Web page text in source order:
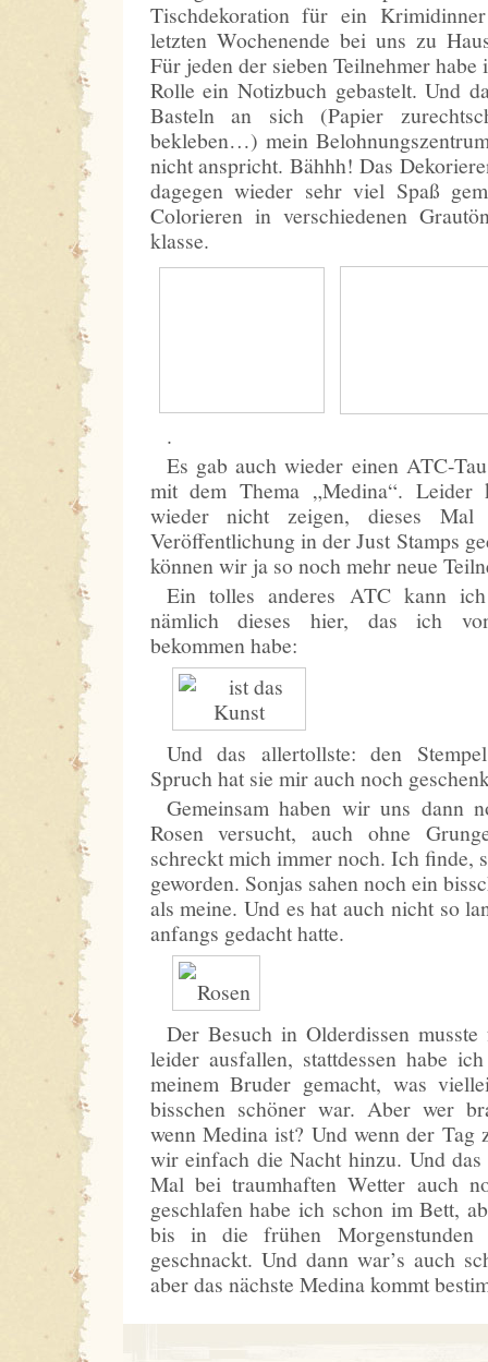
Tischdekoration für ein
letzten Wochenende bei uns zu
Für jeden der sieben Teilnehmer habe
Rolle ein Notizbuch gebastelt. Und
Basteln an sich (Papier
bekleben…) mein
nicht anspricht. Bähhh! Das
dagegen wieder sehr viel Spaß
Colorieren in verschiedenen
klasse.
.
Es gab auch wieder einen ATC-
mit dem Thema „Medina“.
wieder nicht zeigen, dieses
Veröffentlichung in der Just Stamps
können wir ja so noch mehr neue
Ein tolles anderes ATC kann
nämlich dieses hier, das ich
bekommen habe:
Und das allertollste: den
Spruch hat sie mir auch noch
Gemeinsam haben wir uns dann
Rosen versucht, auch ohne
schreckt mich immer noch. Ich finde,
geworden. Sonjas sahen noch ein
als meine. Und es hat auch nicht so
anfangs gedacht hatte.
Der Besuch in Olderdissen
leider ausfallen, stattdessen habe
meinem Bruder gemacht, was
bisschen schöner war. Aber wer
wenn Medina ist? Und wenn der Tag
wir einfach die Nacht hinzu. Und
Mal bei traumhaften Wetter auch
geschlafen habe ich schon im Bett,
bis in die frühen Morgenstunden
geschnackt. Und dann war’s auch
aber das nächste Medina kommt